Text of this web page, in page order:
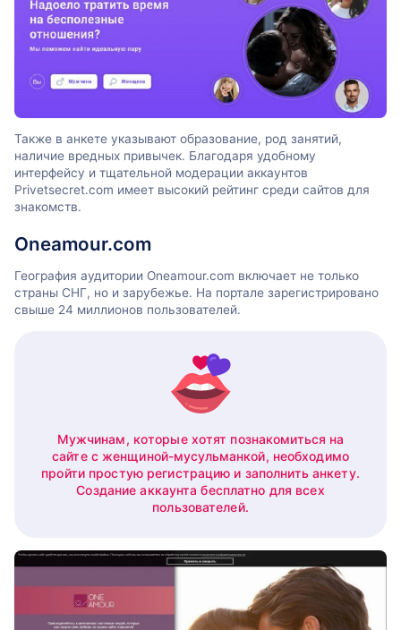
Также в анкете указывают образование, род занятий,
наличие вредных привычек. Благодаря удобному
интерфейсу и тщательной модерации аккаунтов
Privetsecret.com имеет высокий рейтинг среди сайтов для
знакомств.
Oneamour.com
География аудитории Oneamour.com включает не только
страны СНГ, но и зарубежье. На портале зарегистрировано
свыше 24 миллионов пользователей.
Мужчинам, которые хотят познакомиться на
сайте с женщиной-мусульманкой, необходимо
пройти простую регистрацию и заполнить анкету.
Создание аккаунта бесплатно для всех
пользователей.